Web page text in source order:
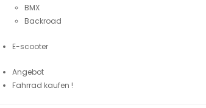
BMX
Backroad
E-scooter
Angebot
Fahrrad kaufen !